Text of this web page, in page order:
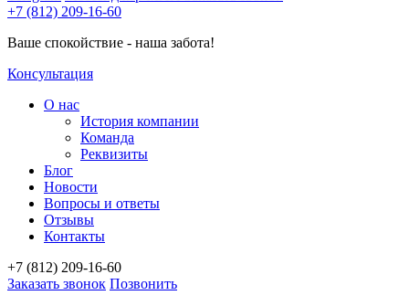
+7 (812) 209-16-60
Ваше спокойствие - наша забота!
Консультация
О нас
История компании
Команда
Реквизиты
Блог
Новости
Вопросы и ответы
Отзывы
Контакты
+7 (812) 209-16-60
Заказать звонок Позвонить